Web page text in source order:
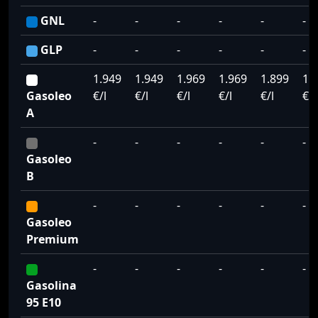
GNL
- - - - -
-
GLP
- - - - - -
Gasoleo
A
1.949
€/l
1.949
€/l
1.969
€/l
1.969
€/l
1.899
€/l
€/l
Gasoleo
B
- - - - - -
Gasoleo
Premium
- - - - - -
Gasolina
95 E10
- - - - - -